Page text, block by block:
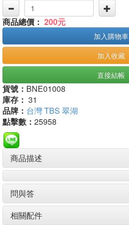
商品總價： 200元
加入購物車
加入收藏
直接結帳
貨號： BNE01008
庫存： 31
品牌： 台灣 TBS 翠湖
點擊數： 25958
商品描述
問與答
相關配件